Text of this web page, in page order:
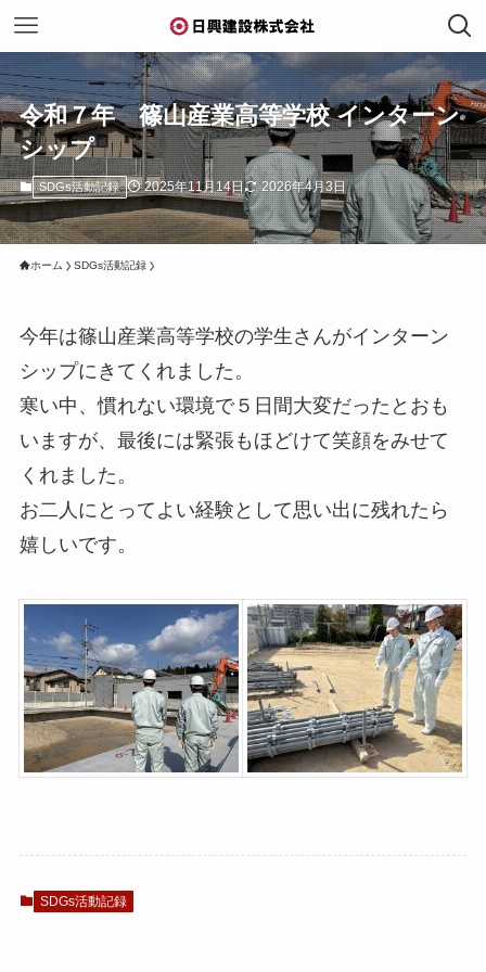
令和７年 篠山産業高等学校 インターン
シップ
SDGs活動記録 2025年11月14日 2026年4月3日
ホーム SDGs活動記録
今年は篠山産業高等学校の学生さんがインターン
シップにきてくれました。
寒い中、慣れない環境で５日間大変だったとおも
いますが、最後には緊張もほどけて笑顔をみせて
くれました。
お二人にとってよい経験として思い出に残れたら
嬉しいです。
SDGs活動記録